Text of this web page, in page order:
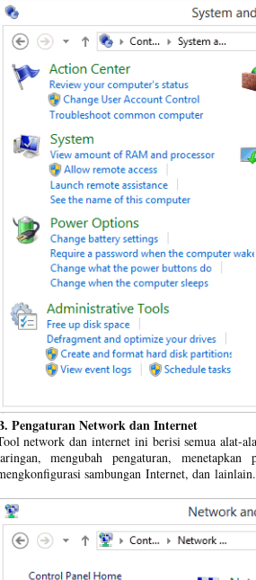
Pengaturan Network dan Internet
network dan internet ini berisi semua alat-
mengubah pengaturan,
sambungan Internet, dan